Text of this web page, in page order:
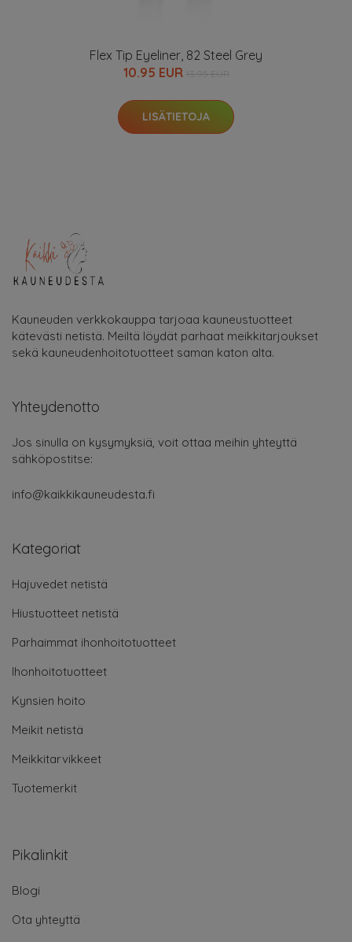
Flex Tip Eyeliner, 82 Steel Grey
10.95 EUR
LISÄTIETOJA
Kauneuden verkkokauppa tarjoaa kauneustuotteet
kätevästi netistä. Meiltä löydät parhaat meikkitarjoukset
sekä kauneudenhoitotuotteet saman katon alta.
Yhteydenotto
Jos sinulla on kysymyksiä, voit ottaa meihin yhteyttä
sähköpostitse:
info@kaikkikauneudesta.fi
Kategoriat
Hajuvedet netistä
Hiustuotteet netistä
Parhaimmat ihonhoitotuotteet
Ihonhoitotuotteet
Kynsien hoito
Meikit netistä
Meikkitarvikkeet
Tuotemerkit
Pikalinkit
Blogi
Ota yhteyttä